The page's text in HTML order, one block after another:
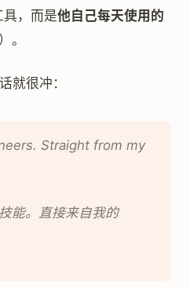
，而是他自己每天使用的
。
就很冲：
Straight from my
能。直接来自我的